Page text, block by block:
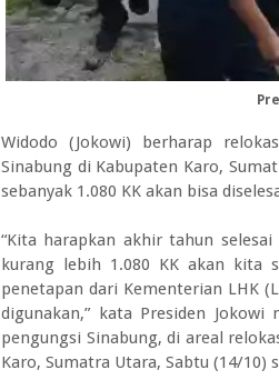
Widodo (Jokowi) berharap
Sinabung di Kabupaten Karo,
sebanyak 1.080 KK akan bisa
“Kita harapkan akhir tahun
kurang lebih 1.080 KK akan kita
penetapan dari Kementerian LHK
digunakan,” kata Presiden
pengungsi Sinabung, di areal
Karo, Sumatra Utara, Sabtu (14/10)